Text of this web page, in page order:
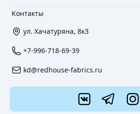
Контакты
ул. Хачатуряна, 8к3
+7-996-718-69-39
kd@redhouse-fabrics.ru